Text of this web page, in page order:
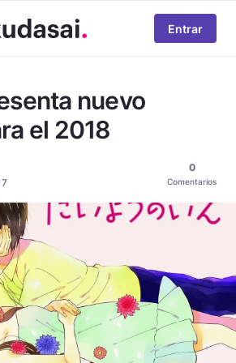
Entrar
nuevo
el 2018
0
Comentarios